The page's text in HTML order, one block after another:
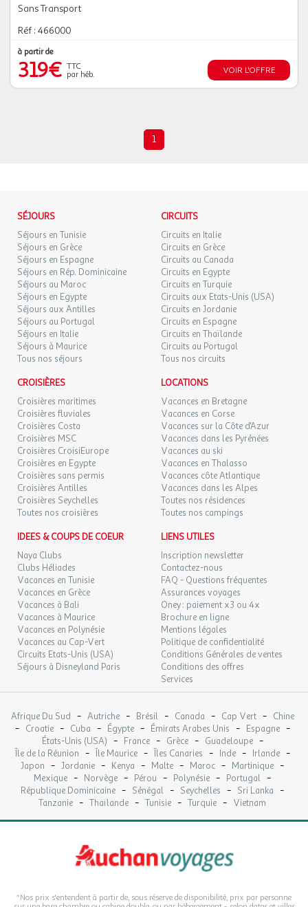
Sans Transport
Réf : 466000
à partir de
319€ TTC
par héb.
VOIR L'OFFRE
1
SÉJOURS
Séjours en Tunisie
Séjours en Grèce
Séjours en Espagne
Séjours en Rép. Dominicaine
Séjours au Maroc
Séjours en Egypte
Séjours aux Antilles
Séjours au Portugal
Séjours en Italie
Séjours à Maurice
Tous nos séjours
CIRCUITS
Circuits en Italie
Circuits en Grèce
Circuits au Canada
Circuits en Egypte
Circuits en Turquie
Circuits aux Etats-Unis (USA)
Circuits en Jordanie
Circuits en Espagne
Circuits en Thaïlande
Circuits au Portugal
Tous nos circuits
CROISIÈRES
Croisières maritimes
Croisières fluviales
Croisières Costa
Croisières MSC
Croisières CroisiEurope
Croisières en Egypte
Croisières sans permis
Croisières Antilles
Croisières Seychelles
Toutes nos croisières
LOCATIONS
Vacances en Bretagne
Vacances en Corse
Vacances sur la Côte d'Azur
Vacances dans les Pyrénées
Vacances au ski
Vacances en Thalasso
Vacances côte Atlantique
Vacances dans les Alpes
Toutes nos résidences
Toutes nos campings
IDEES & COUPS DE COEUR
Naya Clubs
Clubs Héliades
Vacances en Tunisie
Vacances en Grèce
Vacances à Bali
Vacances à Maurice
Vacances en Polynésie
Vacances au Cap-Vert
Circuits Etats-Unis (USA)
Séjours à Disneyland Paris
LIENS UTILES
Inscription newsletter
Contactez-nous
FAQ - Questions fréquentes
Assurances voyages
Oney : paiement x3 ou 4x
Brochure en ligne
Mentions légales
Politique de confidentialité
Conditions Générales de ventes
Conditions des offres
Services
Afrique Du Sud - Autriche - Brésil - Canada - Cap Vert - Chine
- Croatie - Cuba - Égypte - Émirats Arabes Unis - Espagne -
États-Unis (USA) - France - Grèce - Guadeloupe -
Île de la Réunion - Île Maurice - Îles Canaries - Inde - Irlande -
Japon - Jordanie - Kenya - Malte - Maroc - Martinique -
Mexique - Norvège - Pérou - Polynésie - Portugal -
République Dominicaine - Sénégal - Seychelles - Sri Lanka -
Tanzanie - Thaïlande - Tunisie - Turquie - Vietnam
*Nos prix s'entendent à partir de, sous réserve de disponibilité, prix par personne